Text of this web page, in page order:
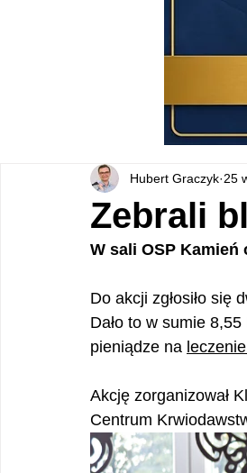
Zebrali
Hubert Graczyk 25
W sali OSP Kamień
Do akcji zgłosiło się
Dało to w sumie
pieniądze na
Akcję zorganizował
Centrum